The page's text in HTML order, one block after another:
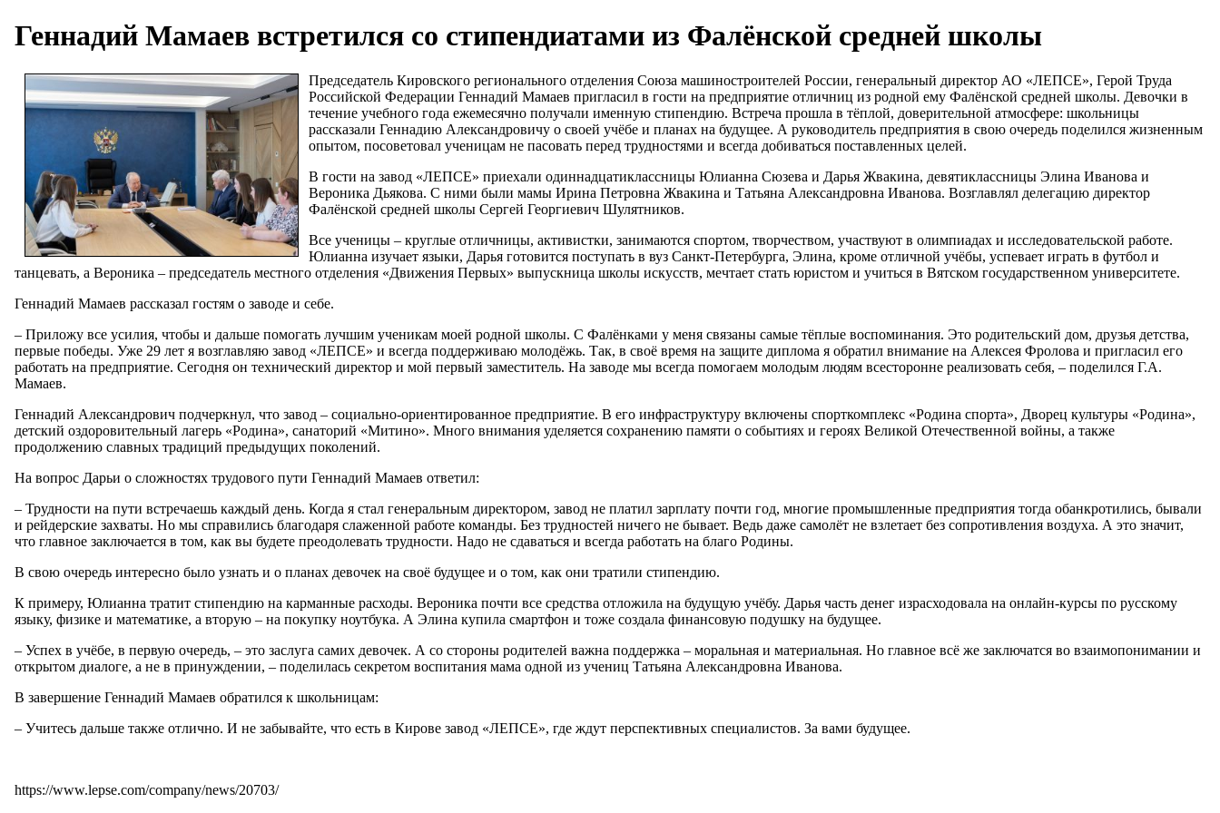
Геннадий Мамаев встретился со стипендиатами из Фалёнской средней школы
Председатель Кировского регионального отделения Союза машиностроителей России, генеральный директор АО «ЛЕПСЕ», Герой Труда
Российской Федерации Геннадий Мамаев пригласил в гости на предприятие отличниц из родной ему Фалёнской средней школы. Девочки в
течение учебного года ежемесячно получали именную стипендию. Встреча прошла в тёплой, доверительной атмосфере: школьницы
рассказали Геннадию Александровичу о своей учёбе и планах на будущее. А руководитель предприятия в свою очередь поделился жизненным
опытом, посоветовал ученицам не пасовать перед трудностями и всегда добиваться поставленных целей.
В гости на завод «ЛЕПСЕ» приехали одиннадцатиклассницы Юлианна Сюзева и Дарья Жвакина, девятиклассницы Элина Иванова и
Вероника Дьякова. С ними были мамы Ирина Петровна Жвакина и Татьяна Александровна Иванова. Возглавлял делегацию директор
Фалёнской средней школы Сергей Георгиевич Шулятников.
Все ученицы – круглые отличницы, активистки, занимаются спортом, творчеством, участвуют в олимпиадах и исследовательской работе.
Юлианна изучает языки, Дарья готовится поступать в вуз Санкт-Петербурга, Элина, кроме отличной учёбы, успевает играть в футбол и
танцевать, а Вероника – председатель местного отделения «Движения Первых» выпускница школы искусств, мечтает стать юристом и учиться в Вятском государственном университете.
Геннадий Мамаев рассказал гостям о заводе и себе.
– Приложу все усилия, чтобы и дальше помогать лучшим ученикам моей родной школы. С Фалёнками у меня связаны самые тёплые воспоминания. Это родительский дом, друзья детства,
первые победы. Уже 29 лет я возглавляю завод «ЛЕПСЕ» и всегда поддерживаю молодёжь. Так, в своё время на защите диплома я обратил внимание на Алексея Фролова и пригласил его
работать на предприятие. Сегодня он технический директор и мой первый заместитель. На заводе мы всегда помогаем молодым людям всесторонне реализовать себя, – поделился Г.А.
Мамаев.
Геннадий Александрович подчеркнул, что завод – социально-ориентированное предприятие. В его инфраструктуру включены спорткомплекс «Родина спорта», Дворец культуры «Родина»,
детский оздоровительный лагерь «Родина», санаторий «Митино». Много внимания уделяется сохранению памяти о событиях и героях Великой Отечественной войны, а также
продолжению славных традиций предыдущих поколений.
На вопрос Дарьи о сложностях трудового пути Геннадий Мамаев ответил:
– Трудности на пути встречаешь каждый день. Когда я стал генеральным директором, завод не платил зарплату почти год, многие промышленные предприятия тогда обанкротились, бывали
и рейдерские захваты. Но мы справились благодаря слаженной работе команды. Без трудностей ничего не бывает. Ведь даже самолёт не взлетает без сопротивления воздуха. А это значит,
что главное заключается в том, как вы будете преодолевать трудности. Надо не сдаваться и всегда работать на благо Родины.
В свою очередь интересно было узнать и о планах девочек на своё будущее и о том, как они тратили стипендию.
К примеру, Юлианна тратит стипендию на карманные расходы. Вероника почти все средства отложила на будущую учёбу. Дарья часть денег израсходовала на онлайн-курсы по русскому
языку, физике и математике, а вторую – на покупку ноутбука. А Элина купила смартфон и тоже создала финансовую подушку на будущее.
– Успех в учёбе, в первую очередь, – это заслуга самих девочек. А со стороны родителей важна поддержка – моральная и материальная. Но главное всё же заключатся во взаимопонимании и
открытом диалоге, а не в принуждении, – поделилась секретом воспитания мама одной из учениц Татьяна Александровна Иванова.
В завершение Геннадий Мамаев обратился к школьницам:
– Учитесь дальше также отлично. И не забывайте, что есть в Кирове завод «ЛЕПСЕ», где ждут перспективных специалистов. За вами будущее.
https://www.lepse.com/company/news/20703/